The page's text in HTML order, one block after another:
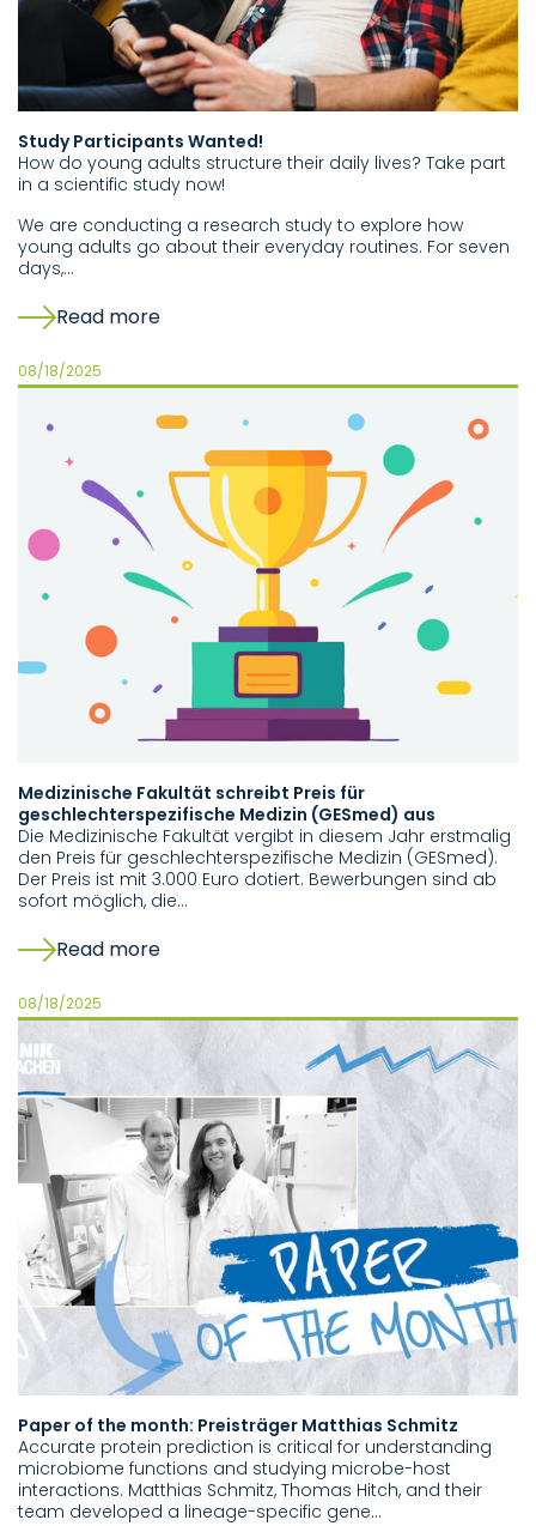
Study Participants Wanted!
How do young adults structure their daily lives? Take part
in a scientific study now!
We are conducting a research study to explore how
young adults go about their everyday routines. For seven
days,…
Read more
08/18/2025
Medizinische Fakultät schreibt Preis für
geschlechterspezifische Medizin (GESmed) aus
Die Medizinische Fakultät vergibt in diesem Jahr erstmalig
den Preis für geschlechterspezifische Medizin (GESmed).
Der Preis ist mit 3.000 Euro dotiert. Bewerbungen sind ab
sofort möglich, die…
Read more
08/18/2025
Paper of the month: Preisträger Matthias Schmitz
Accurate protein prediction is critical for understanding
microbiome functions and studying microbe-host
interactions. Matthias Schmitz, Thomas Hitch, and their
team developed a lineage-specific gene…